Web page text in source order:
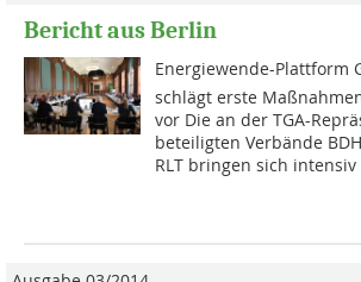
Bericht aus Berlin
Energiewende-Plattform
schlägt erste
vor Die an der TGA-
beteiligten Verbände
RLT bringen sich